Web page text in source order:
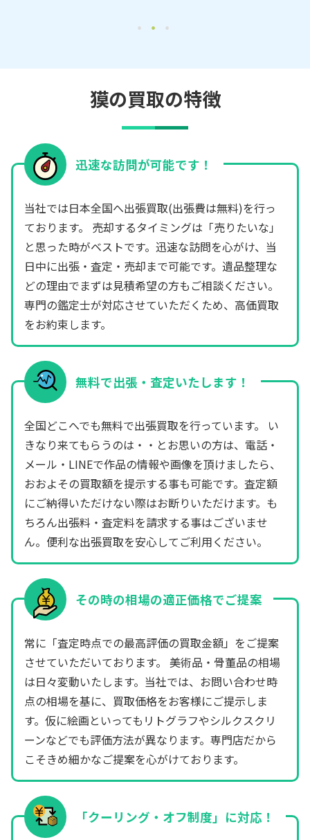
獏の買取の特徴
迅速な訪問が可能です！
当社では日本全国へ出張買取(出張費は無料)を行っ
ております。 売却するタイミングは「売りたいな」
と思った時がベストです。迅速な訪問を心がけ、当
日中に出張・査定・売却まで可能です。遺品整理な
どの理由でまずは見積希望の方もご相談ください。
専門の鑑定士が対応させていただくため、高価買取
をお約束します。
無料で出張・査定いたします！
全国どこへでも無料で出張買取を行っています。 い
きなり来てもらうのは・・とお思いの方は、電話・
メール・LINEで作品の情報や画像を頂けましたら、
おおよその買取額を提示する事も可能です。査定額
にご納得いただけない際はお断りいただけます。も
ちろん出張料・査定料を請求する事はございませ
ん。便利な出張買取を安心してご利用ください。
その時の相場の適正価格でご提案
常に「査定時点での最高評価の買取金額」をご提案
させていただいております。 美術品・骨董品の相場
は日々変動いたします。当社では、お問い合わせ時
点の相場を基に、買取価格をお客様にご提示しま
す。仮に絵画といってもリトグラフやシルクスクリ
ーンなどでも評価方法が異なります。専門店だから
こそきめ細かなご提案を心がけております。
「クーリング・オフ制度」に対応！